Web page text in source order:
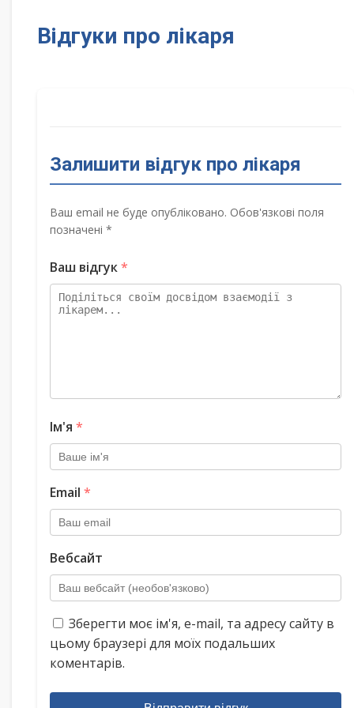
Відгуки про лікаря
Залишити відгук про лікаря
Ваш email не буде опубліковано. Обов'язкові поля
позначені *
Ваш відгук*
Ім'я *
Email *
Вебсайт
Зберегти моє ім'я, e-mail, та адресу сайту в
цьому браузері для моїх подальших
коментарів.